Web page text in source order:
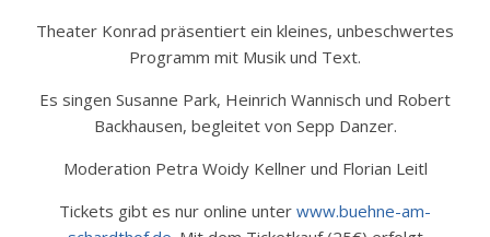
Theater Konrad präsentiert ein kleines, unbeschwertes
Programm mit Musik und Text.
Es singen Susanne Park, Heinrich Wannisch und Robert
Backhausen, begleitet von Sepp Danzer.
Moderation Petra Woidy Kellner und Florian Leitl
Tickets gibt es nur online unter www.buehne-am-